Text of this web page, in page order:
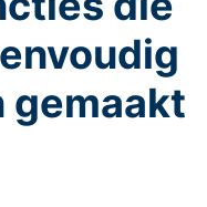
gemaakt